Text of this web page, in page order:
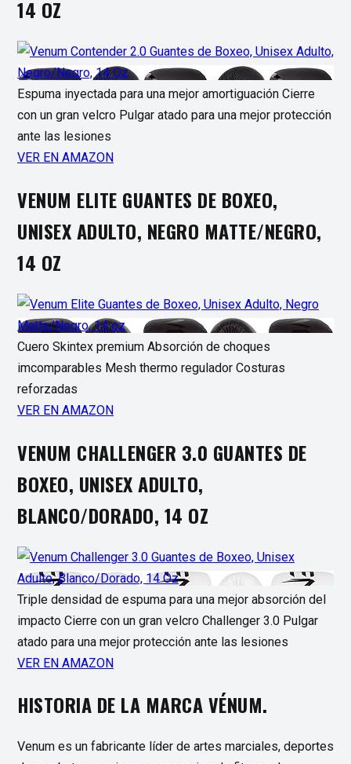
14 OZ
Espuma inyectada para una mejor amortiguación Cierre
con un gran velcro Pulgar atado para una mejor protección
ante las lesiones
VER EN AMAZON
VENUM ELITE GUANTES DE BOXEO,
UNISEX ADULTO, NEGRO MATTE/NEGRO,
14 OZ
Cuero Skintex premium Absorción de choques
imcomparables Mesh thermo regulador Costuras
reforzadas
VER EN AMAZON
VENUM CHALLENGER 3.0 GUANTES DE
BOXEO, UNISEX ADULTO,
BLANCO/DORADO, 14 OZ
Triple densidad de espuma para una mejor absorción del
impacto Cierre con un gran velcro Challenger 3.0 Pulgar
atado para una mejor protección ante las lesiones
VER EN AMAZON
HISTORIA DE LA MARCA VÉNUM.
Venum es un fabricante líder de artes marciales, deportes